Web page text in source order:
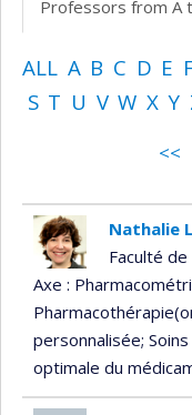
Professors from A
ALL A B C D E
S T U V W X Y
<<
Nathalie
Faculté
Axe :
personnalisée;
optimale du